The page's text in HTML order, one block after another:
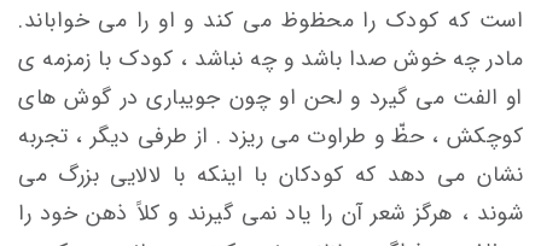
است که کودک را محظوظ می کند و او را می خواباند.
مادر چه خوش صدا باشد و چه نباشد ، کودک با زمزمه ی
او الفت می گیرد و لحن او چون جویباری در گوش های
کوچکش ، حظّ و طراوت می ریزد . از طرفی دیگر ، تجربه
نشان می دهد که کودکان با اینکه با لالایی بزرگ می
شوند ، هرگز شعر آن را یاد نمی گیرند و کلاً ذهن خود را